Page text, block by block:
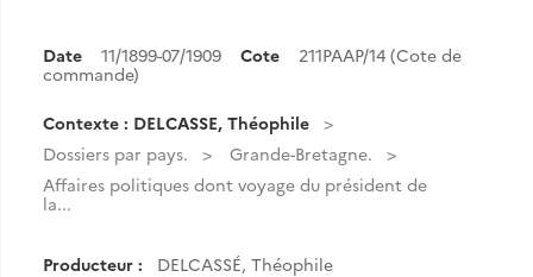
Date 11/1899-07/1909 Cote
211PAAP/14 (Cote de
commande)
Contexte : DELCASSE, Théophile
Dossiers par pays.
Grande-Bretagne.
Affaires politiques dont voyage du président de
la...
Producteur : DELCASSÉ, Théophile